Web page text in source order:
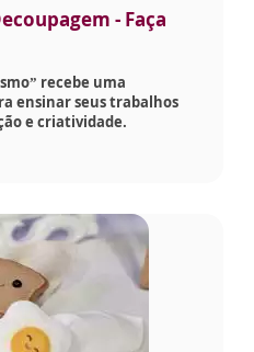
- Faça
recebe uma
ensinar seus trabalhos
e criatividade.